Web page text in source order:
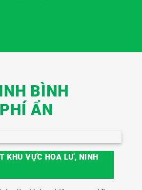
BÌNH
ẨN
KHU VỰC HOA LƯ, NINH